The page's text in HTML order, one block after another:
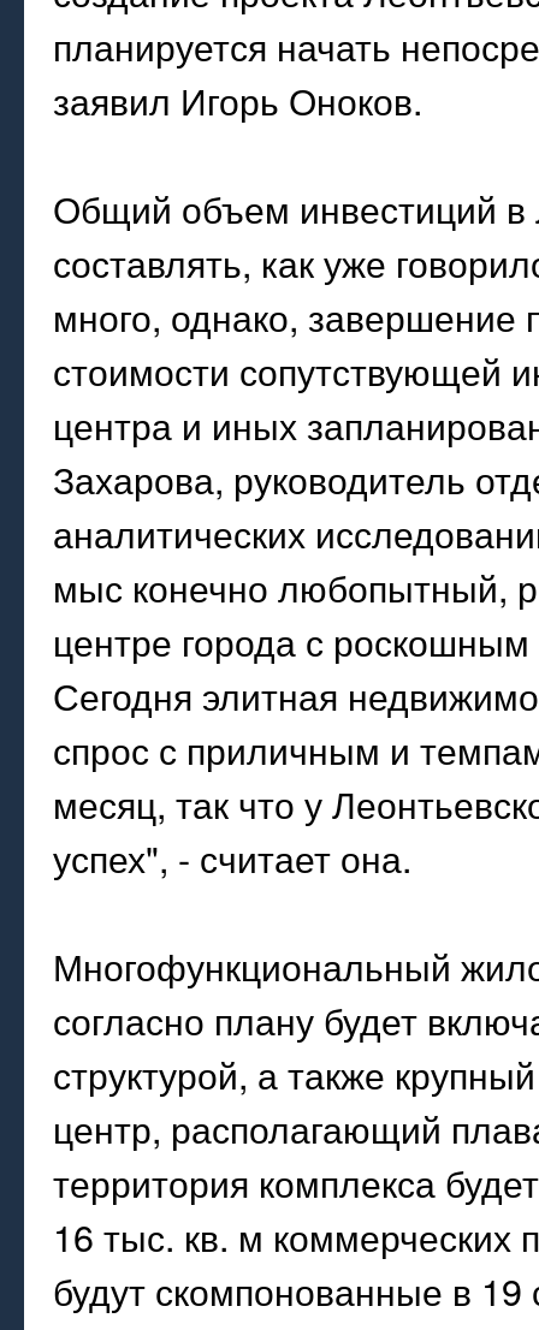
планируется начать
заявил Игорь Оноков.
Общий объем инвестиций в
составлять, как уже
много, однако, завершение
стоимости сопутствующей
центра и иных
Захарова, руководитель
аналитических
мыс конечно любопытный,
центре города с
Сегодня элитная
спрос с приличным и
месяц, так что у
успех", - считает она.
Многофункциональный
согласно плану будет
структурой, а также
центр, располагающий
территория комплекса
16 тыс. кв. м
будут скомпонованные в